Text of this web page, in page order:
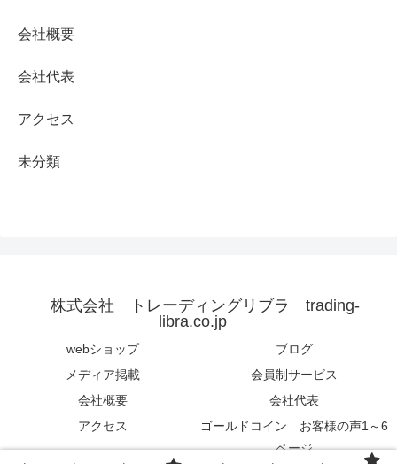
会社概要
会社代表
アクセス
未分類
株式会社 トレーディングリブラ trading-
libra.co.jp
webショップ
ブログ
メディア掲載
会員制サービス
会社概要
会社代表
アクセス
ゴールドコイン お客様の声1～6
ページ